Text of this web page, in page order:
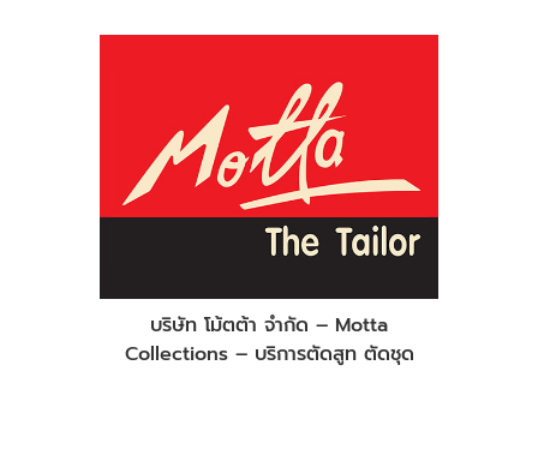
บริษัท โม้ตต้า จำกัด – Motta
Collections – บริการตัดสูท ตัดชุด